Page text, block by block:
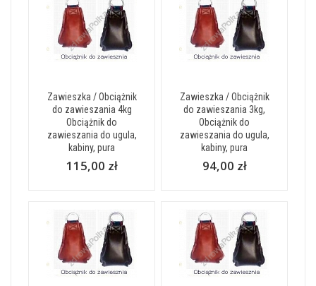
Zawieszka / Obciążnik
do zawieszania 4kg
Obciążnik do
zawieszania do ugula,
kabiny, pura
115,00 zł
Zawieszka / Obciążnik
do zawieszania 3kg,
Obciążnik do
zawieszania do ugula,
kabiny, pura
94,00 zł